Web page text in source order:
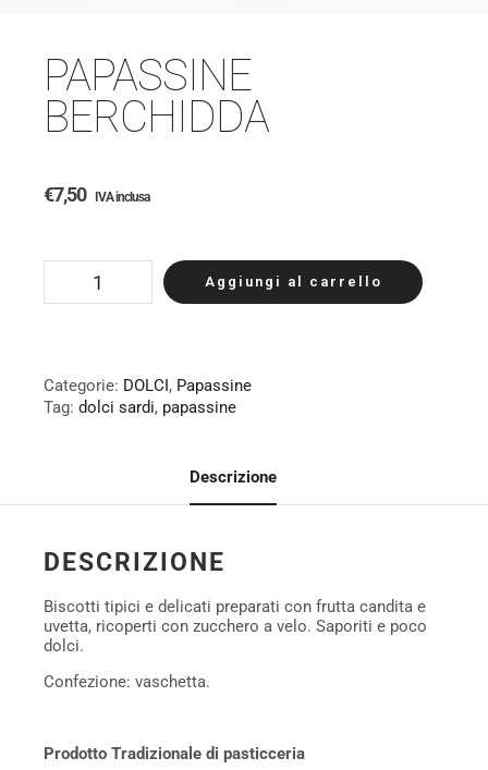
PAPASSINE
BERCHIDDA
€7,50 IVA inclusa
Aggiungi al carrello
Categorie: DOLCI, Papassine
Tag: dolci sardi, papassine
Descrizione
DESCRIZIONE
Biscotti tipici e delicati preparati con frutta candita e
uvetta, ricoperti con zucchero a velo. Saporiti e poco
dolci.
Confezione: vaschetta.
Prodotto Tradizionale di pasticceria